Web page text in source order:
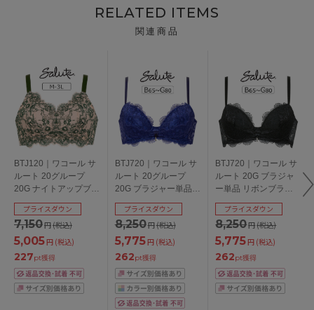
RELATED ITEMS
関連商品
BTJ120｜ワコール サ
ルート 20グループ
20G ナイトアップブラ
ドレッシィ ブラジャ
ー単品 パッド入りハ
ーフトップ・ノンワイ
ヤー 全4色 M-3L
7,150円(税込)
プライスダウン
5,005円 (税込)
227pt獲得
BTJ720｜ワコール サ
ルート 20グループ
20G ブラジャー単品
リボンブラ BCDEFG
カップ アンダー
65/70/75/80cm
8,250円(税込)
プライスダウン
5,775円 (税込)
262pt獲得
BTJ720｜ワコール サ
ルート 20G ブラジャ
ー単品 リボンブラ
BCDEFGカップ アン
ダー65/70/75/80cm
8,250円(税込)
プライスダウン
5,775円 (税込)
262pt獲得